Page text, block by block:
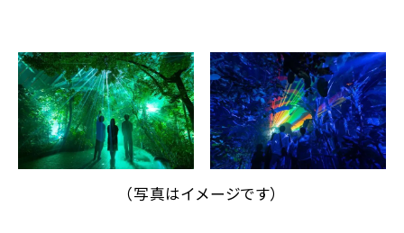
（写真はイメージです）